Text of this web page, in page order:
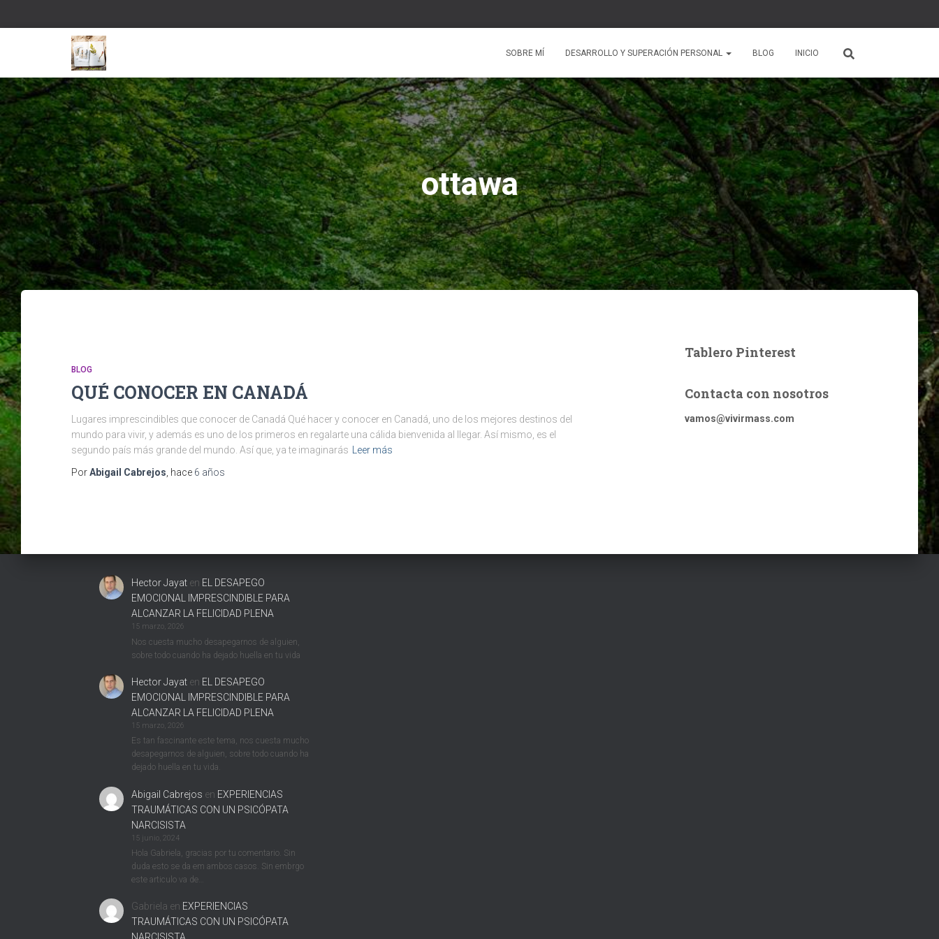
SOBRE MÍ DESARROLLO Y SUPERACIÓN PERSONAL BLOG INICIO
ottawa
BLOG
QUÉ CONOCER EN CANADÁ
Lugares imprescindibles que conocer de Canadá Qué hacer y conocer en Canadá, uno de los mejores destinos del
mundo para vivir, y además es uno de los primeros en regalarte una cálida bienvenida al llegar. Así mismo, es el
segundo país más grande del mundo. Así que, ya te imaginarás
Leer más
PorAbigail Cabrejos , hace 6 años
Tablero Pinterest
Contacta con nosotros
vamos@vivirmass.com
Hector Jayaten EL DESAPEGO
EMOCIONAL IMPRESCINDIBLE PARA
ALCANZAR LA FELICIDAD PLENA
15 marzo, 2026
Nos cuesta mucho desapegarnos de alguien,
sobre todo cuando ha dejado huella en tu vida
Hector Jayaten EL DESAPEGO
EMOCIONAL IMPRESCINDIBLE PARA
ALCANZAR LA FELICIDAD PLENA
15 marzo, 2026
Es tan fascinante este tema, nos cuesta mucho
desapegarnos de alguien, sobre todo cuando ha
dejado huella en tu vida.
Abigail Cabrejos en EXPERIENCIAS
TRAUMÁTICAS CON UN PSICÓPATA
NARCISISTA
15 junio, 2024
Hola Gabriela, gracias por tu comentario. Sin
duda esto se da em ambos casos. Sin embrgo
este articulo va de…
Gabriela en EXPERIENCIAS
TRAUMÁTICAS CON UN PSICÓPATA